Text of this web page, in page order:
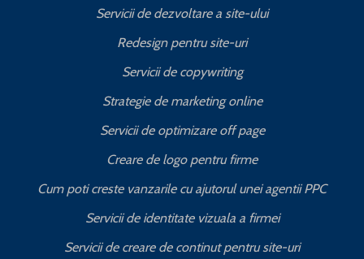
Servicii de dezvoltare a site-ului
Redesign pentru site-uri
Servicii de copywriting
Strategie de marketing online
Servicii de optimizare off page
Creare de logo pentru firme
Cum poti creste vanzarile cu ajutorul unei agentii PPC
Servicii de identitate vizuala a firmei
Servicii de creare de continut pentru site-uri